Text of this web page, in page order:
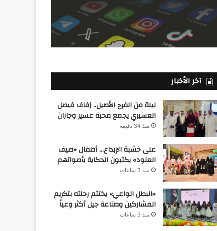
آخر الأخبار
ليلة من الفرح الأصيل.. زفاف فيصل
العسيري يجمع محبة عسير وجازان
منذ 34 دقيقة
على خشبة الإبداع… أطفال «صيف
العنود» يكتبون الحكاية بأصواتهم
منذ 3 ساعات
«البطل الواعي» يختتم رحلته بتكريم
المشاركين وصناعة جيل أكثر وعياً
منذ 3 ساعات